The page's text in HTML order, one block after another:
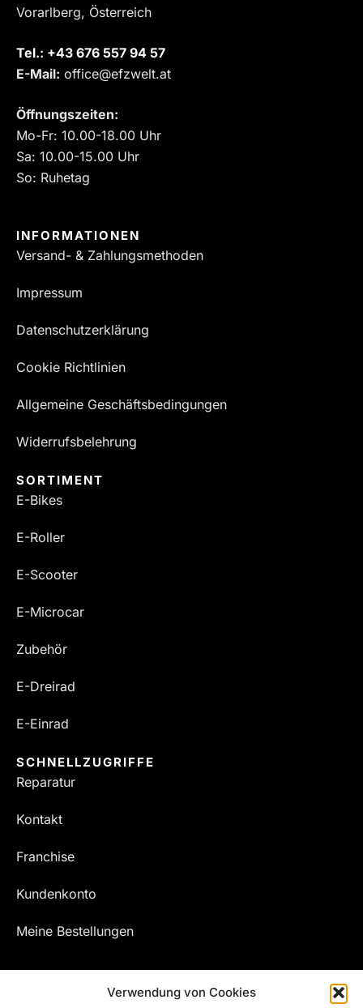
Verwendung von Cookies
Vorarlberg, Österreich
Tel.: ‎+43 676 557 94 57
E-Mail: office@efzwelt.at
Öffnungszeiten:
Mo-Fr: 10.00-18.00 Uhr
Sa: 10.00-15.00 Uhr
So: Ruhetag
INFORMATIONEN
Versand- & Zahlungsmethoden
Impressum
Datenschutzerklärung
Cookie Richtlinien
Allgemeine Geschäftsbedingungen
Widerrufsbelehrung
SORTIMENT
E-Bikes
E-Roller
E-Scooter
E-Microcar
Zubehör
E-Dreirad
E-Einrad
SCHNELLZUGRIFFE
Reparatur
Kontakt
Franchise
Kundenkonto
Meine Bestellungen